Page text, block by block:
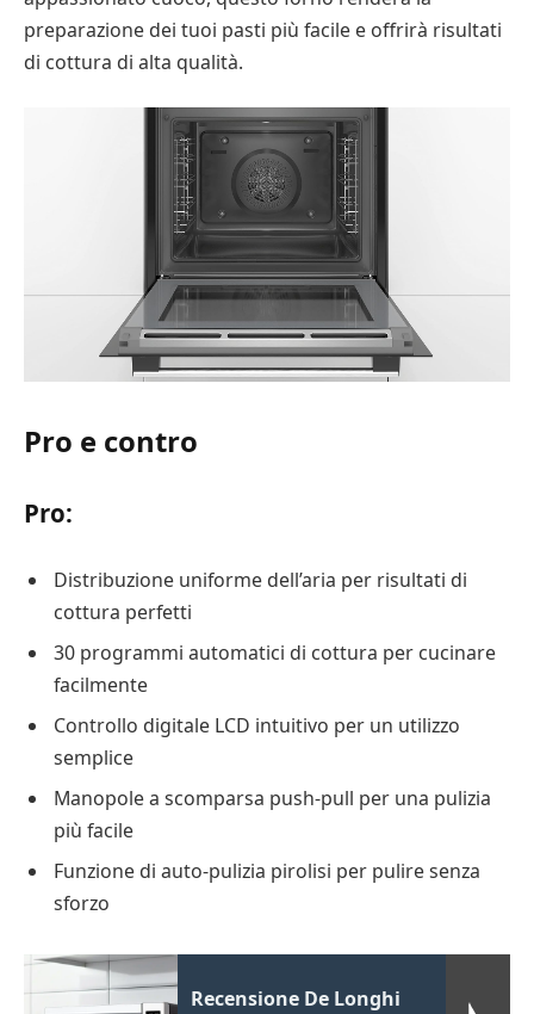
preparazione dei tuoi pasti più facile e offrirà risultati
di cottura di alta qualità.
Pro e contro
Pro:
Distribuzione uniforme dell’aria per risultati di
cottura perfetti
30 programmi automatici di cottura per cucinare
facilmente
Controllo digitale LCD intuitivo per un utilizzo
semplice
Manopole a scomparsa push-pull per una pulizia
più facile
Funzione di auto-pulizia pirolisi per pulire senza
sforzo
Recensione De Longhi